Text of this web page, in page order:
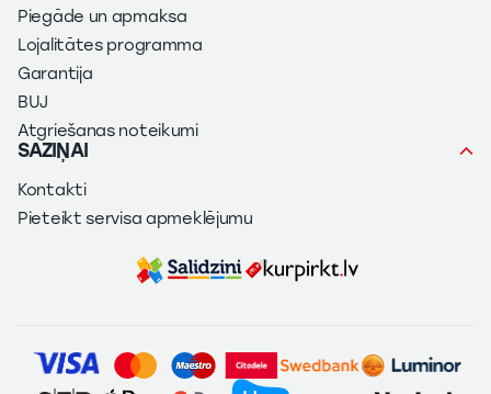
Piegāde un apmaksa
Lojalitātes programma
Garantija
BUJ
Atgriešanas noteikumi
SAZIŅAI
Kontakti
Pieteikt servisa apmeklējumu